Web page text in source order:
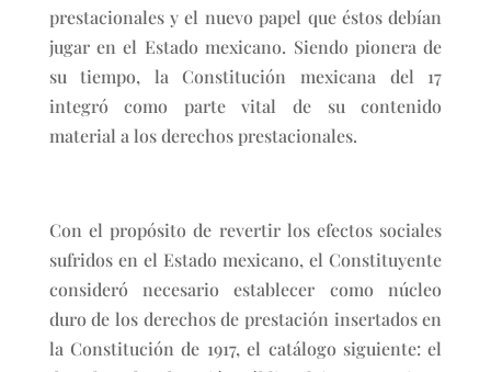
prestacionales y el nuevo papel que éstos debían
jugar en el Estado mexicano. Siendo pionera de
su tiempo, la Constitución mexicana del 17
integró como parte vital de su contenido
material a los derechos prestacionales.
Con el propósito de revertir los efectos sociales
sufridos en el Estado mexicano, el Constituyente
consideró necesario establecer como núcleo
duro de los derechos de prestación insertados en
la Constitución de 1917, el catálogo siguiente: el